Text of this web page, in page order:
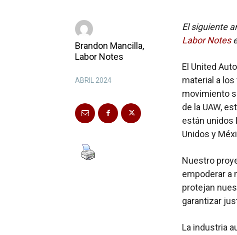
Brandon Mancilla,
Labor Notes
ABRIL 2024
El siguiente
Labor Notes
El United
material a
movimiento
de la UAW,
están unidos
Unidos y
Nuestro
empoderar a
protejan
garantizar
La industria